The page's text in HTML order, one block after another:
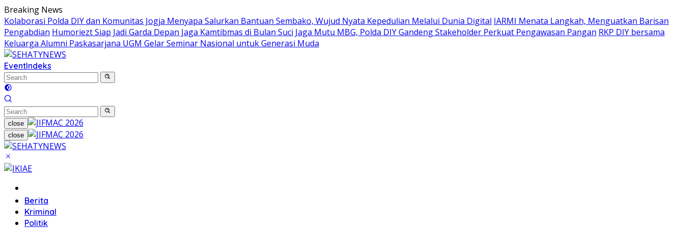
Skip
to
content
Breaking News
Kolaborasi Polda DIY dan Komunitas Jogja Menyapa Salurkan Bantuan Sembako, Wujud Nyata Kepedulian Melalui Dunia Digital IARMI Menata Langkah, Menguatkan Barisan
Pengabdian Humoriezt Siap Jadi Garda Depan Jaga Kamtibmas di Bulan Suci Jaga Mutu MBG, Polda DIY Gandeng Stakeholder Perkuat Pengawasan Pangan RKP DIY bersama
Keluarga Alumni Paskasarjana UGM Gelar Seminar Nasional untuk Generasi Muda
EventIndeks
close
close
Berita
Kriminal
Politik